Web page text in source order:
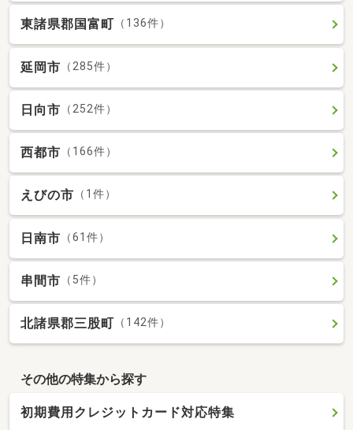
東諸県郡国富町 （136件）
延岡市 （285件）
日向市 （252件）
西都市 （166件）
えびの市 （1件）
日南市 （61件）
串間市 （5件）
北諸県郡三股町 （142件）
その他の特集から探す
初期費用クレジットカード対応特集